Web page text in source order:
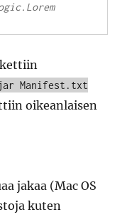
Main-Class: foo.bar.logic.Lorem
Manifest.txt
oikeanlaisen
jakaa (Mac OS
kuten